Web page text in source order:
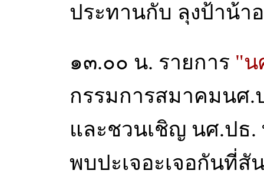
ประทานกับ ลุงป้าน้า
๑๓.๐๐ น. รายการ "น
กรรมการสมาคมนศ.
และชวนเชิญ นศ.ปธ.
พบปะเจอะเจอกันที่